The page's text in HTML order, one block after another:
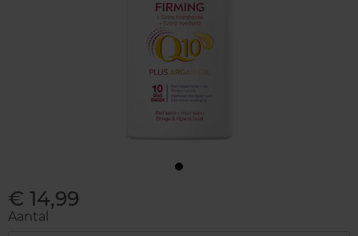
€ 14,99
Aantal